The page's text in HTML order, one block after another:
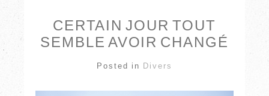
CERTAIN JOUR TOUT
SEMBLE AVOIR CHANGÉ
Posted in Divers